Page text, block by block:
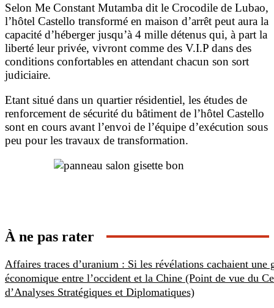
Selon Me Constant Mutamba dit le Crocodile de Lubao,
l’hôtel Castello transformé en maison d’arrêt peut aura la
capacité d’héberger jusqu’à 4 mille détenus qui, à part la
liberté leur privée, vivront comme des V.I.P dans des
conditions confortables en attendant chacun son sort
judiciaire.
Etant situé dans un quartier résidentiel, les études de
renforcement de sécurité du bâtiment de l’hôtel Castello
sont en cours avant l’envoi de l’équipe d’exécution sous
peu pour les travaux de transformation.
À ne pas rater
Affaires traces d’uranium : Si les révélations cachaient une
économique entre l’occident et la Chine (Point de vue du
d’Analyses Stratégiques et Diplomatiques)